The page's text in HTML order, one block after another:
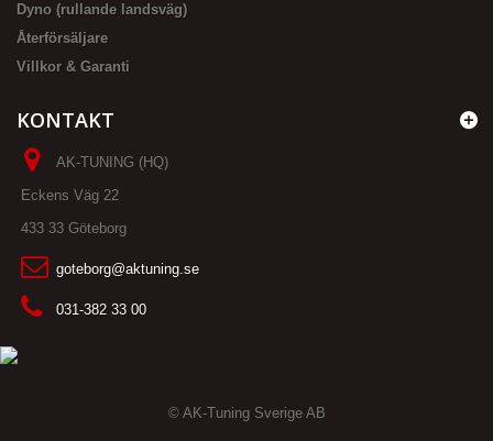
Dyno (rullande landsväg)
Återförsäljare
Villkor & Garanti
KONTAKT
AK-TUNING (HQ)
Eckens Väg 22
433 33 Göteborg
goteborg@aktuning.se
031-382 33 00
© AK-Tuning Sverige AB